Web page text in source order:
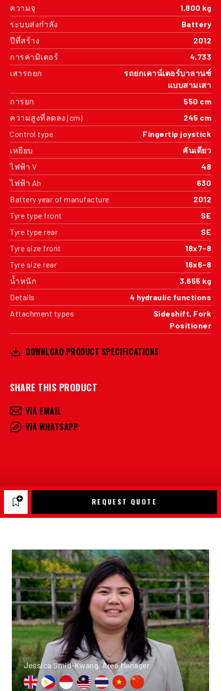
ความจุ
1,800 kg
ระบบส่งกำลัง
Battery
ปีที่สร้าง
2012
การค่ามิเตอร์
4,733
เสารถยก
รถยกเคาน์เตอร์บาลานซ์
แบบสามเสา
การยก
550 cm
ความสูงที่ลดลง (cm)
245 cm
Control type
Fingertip joystick
เหยียบ
คันเดียว
ไฟฟ้า V
48
ไฟฟ้า Ah
630
Battery year of manufacture
2012
Tyre type front
SE
Tyre type rear
SE
Tyre size front
18x7-8
Tyre size rear
16x6-8
น้ำหนัก
3,655 kg
Details
4 hydraulic functions
Attachment types
Sideshift, Fork
Positioner
DOWNLOAD PRODUCT SPECIFICATIONS
SHARE THIS PRODUCT
VIA EMAIL
VIA WHATSAPP
REQUEST QUOTE
Jessica Smid-Kwang, Area Manager